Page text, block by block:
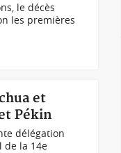
le décès
les premières
et
Pékin
délégation
de la 14e